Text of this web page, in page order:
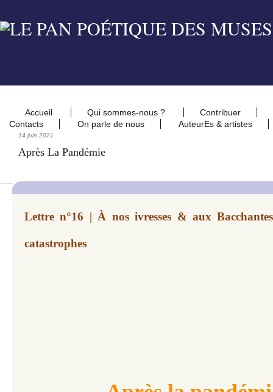
Accueil Qui sommes-nous ?
Contribuer
Contacts
On parle de nous AuteurEs & artistes
14 juin 2021
Après La Pandémie
Lettre n°16 | À nos ivresses & aux
catastrophes